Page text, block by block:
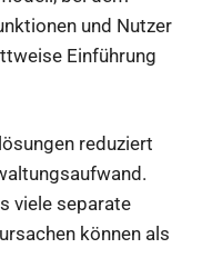
und Nutzer
Einführung
reduziert
viele separate
können als